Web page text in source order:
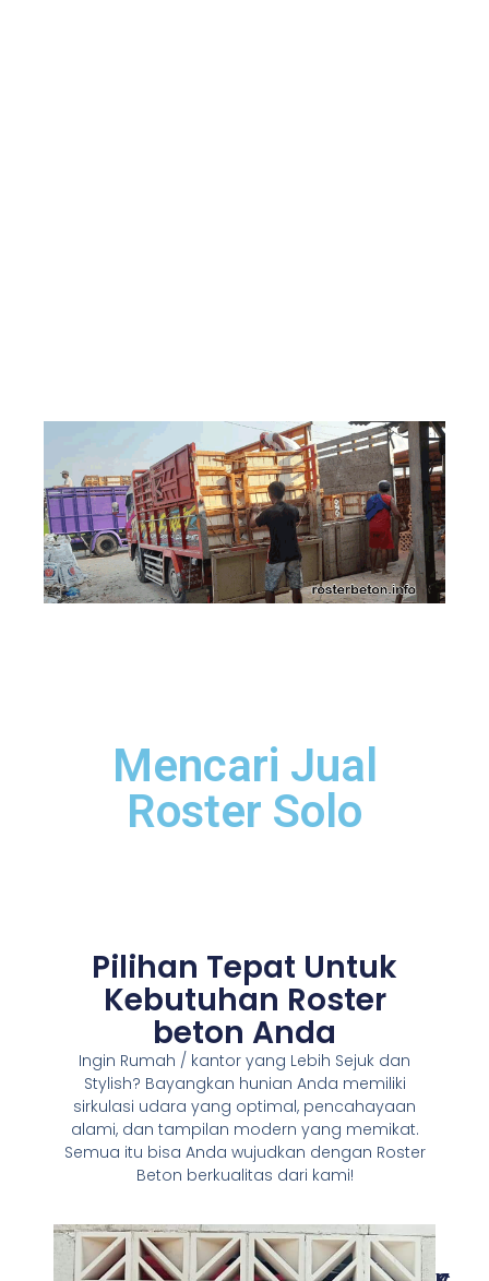
Mencari Jual
Roster Solo
Pilihan Tepat Untuk
Kebutuhan Roster
beton Anda
Ingin Rumah / kantor yang Lebih Sejuk dan
Stylish? Bayangkan hunian Anda memiliki
sirkulasi udara yang optimal, pencahayaan
alami, dan tampilan modern yang memikat.
Semua itu bisa Anda wujudkan dengan Roster
Beton berkualitas dari kami!